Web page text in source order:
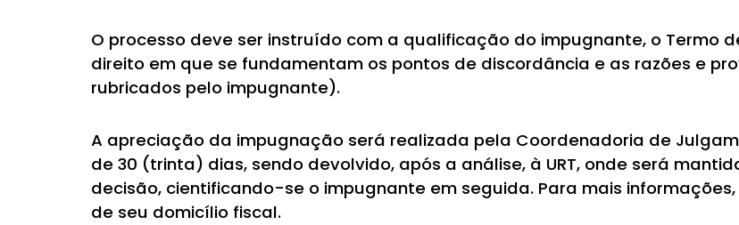
O processo deve ser instruído com a qualificação do impugnante, o Termo
direito em que se fundamentam os pontos de discordância e as razões e
rubricados pelo impugnante).
A apreciação da impugnação será realizada pela Coordenadoria de
de 30 (trinta) dias, sendo devolvido, após a análise, à URT, onde será
decisão, cientificando-se o impugnante em seguida. Para mais
de seu domicílio fiscal.